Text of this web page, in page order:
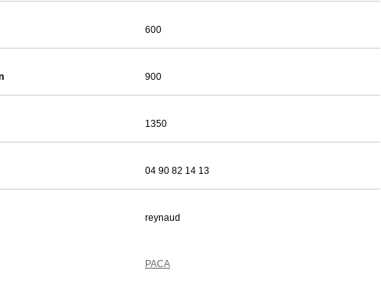
600
900
1350
04 90 82 14 13
reynaud
PACA